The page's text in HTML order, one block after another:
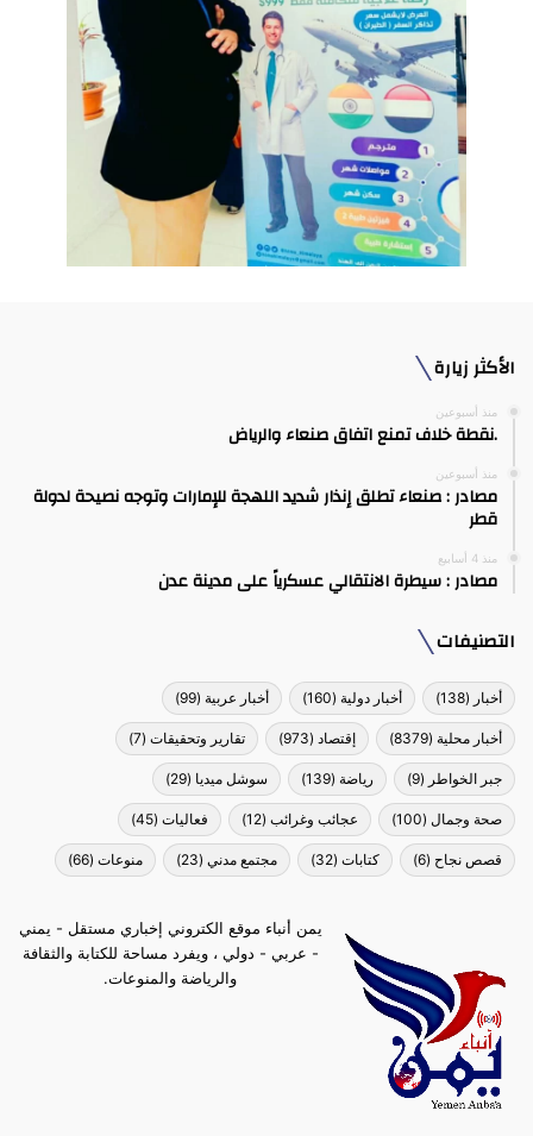
الأكثر زيارة
منذ أسبوعين
.نقطة خلاف تمنع اتفاق صنعاء والرياض
منذ أسبوعين
مصادر : صنعاء تطلق إنذار شديد اللهجة للإمارات وتوجه نصيحة لدولة
قطر
منذ 4 أسابيع
مصادر : سيطرة الانتقالي عسكرياً على مدينة عدن
التصنيفات
أخبار (138) أخبار دولية (160) أخبار عربية (99)
أخبار محلية (8379) إقتصاد (973) تقارير وتحقيقات (7)
جبر الخواطر (9) رياضة (139) سوشل ميديا (29)
صحة وجمال (100) عجائب وغرائب (12) فعاليات (45)
قصص نجاح (6) كتابات (32) مجتمع مدني (23) منوعات (66)
يمن أنباء موقع الكتروني إخباري مستقل - يمني
- عربي - دولي ، ويفرد مساحة للكتابة والثقافة
والرياضة والمنوعات.